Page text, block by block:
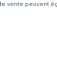
vente peuvent